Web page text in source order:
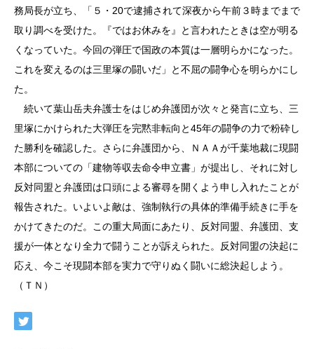
務局長が立ち、「５・20で逮捕されて深夜から午前３時までまで
取り調べを受けた。『ではお休みを』と言われたときは空が明る
くなっていた。今回の弾圧で国政の本質は一層明らかになった。
これを変えるのは三里塚の闘いだ」と不屈の闘争心を明らかにし
た。
続いて葉山岳夫弁護士をはじめ弁護団が次々と発言に立ち、三
里塚にかけられた大弾圧を完黙非転向と45年の闘争の力で粉砕し
た勝利を確認した。さらに弁護団から、ＮＡＡが千葉地裁に現闘
本部についての「建物等収去命令申立書」が提出し、それに対し
反対同盟と弁護団は口頭による審尋を開くよう申し入れたことが
報告された。いよいよ敵は、強制執行の具体的準備手続きに手を
かけてきたのだ。この重大局面にあたり、反対同盟、弁護団、支
援が一体となり全力で闘うことが訴えられた。反対同盟の決起に
応え、今こそ現闘本部を実力で守りぬく闘いに総決起しよう。
（ＴＮ）